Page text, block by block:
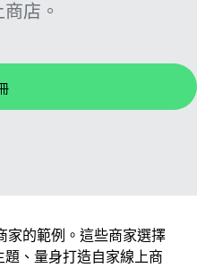
店。
的範例。這些商家選擇
、量身打造自家線上商